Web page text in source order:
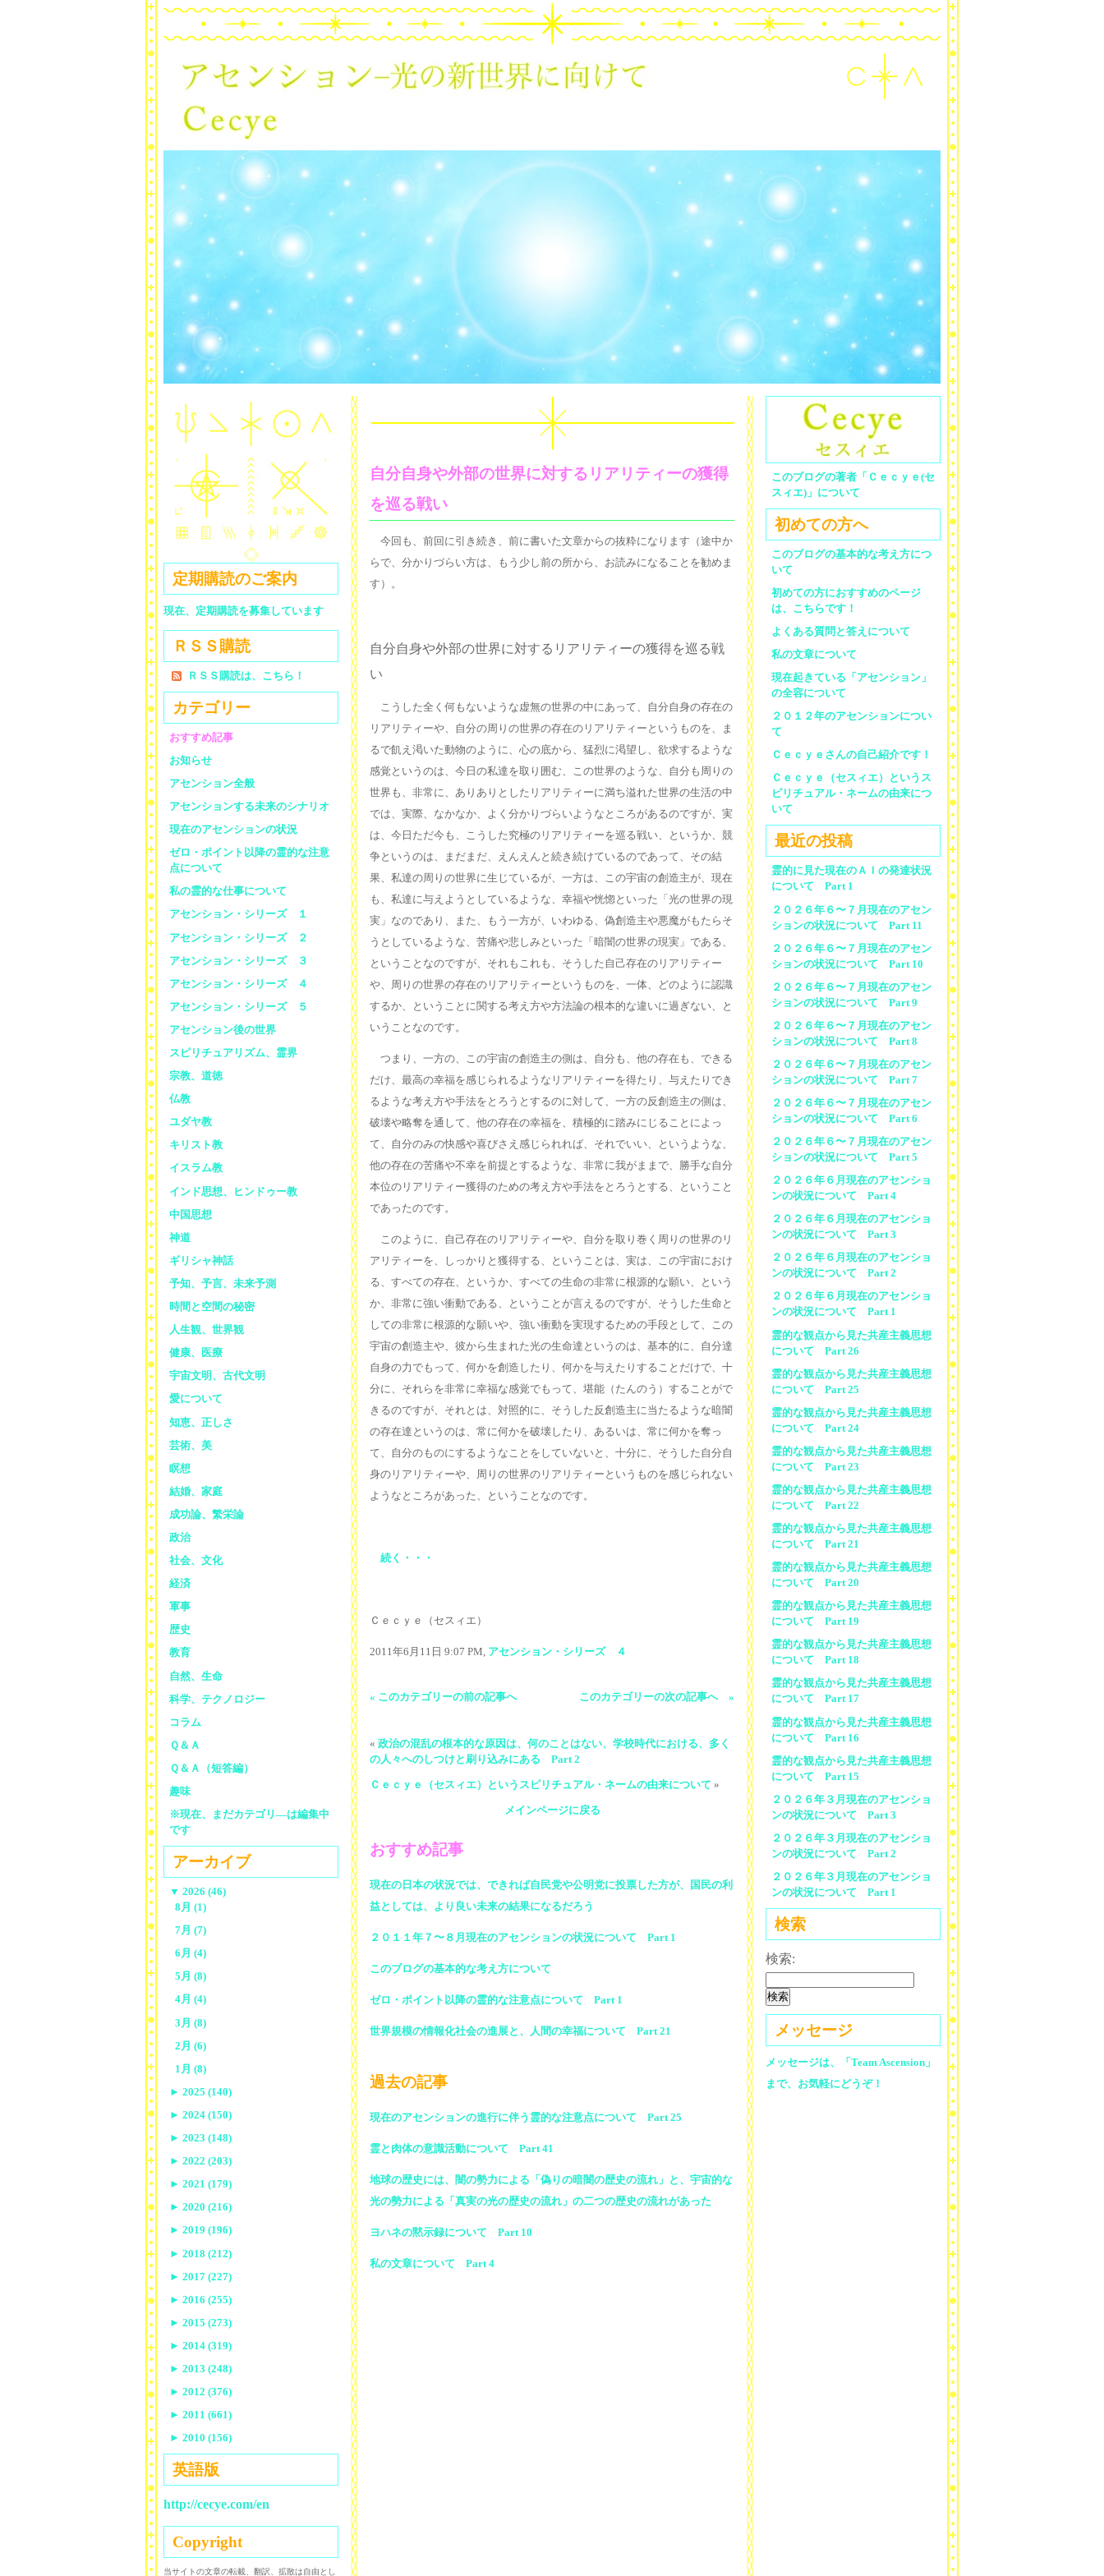
自分自身や外部の世界に対するリアリティーの獲得
を巡る戦い
今回も、前回に引き続き、前に書いた文章からの抜粋になります（途中か
らで、分かりづらい方は、もう少し前の所から、お読みになることを勧めま
す）。
自分自身や外部の世界に対するリアリティーの獲得を巡る戦
い
こうした全く何もないような虚無の世界の中にあって、自分自身の存在の
リアリティーや、自分の周りの世界の存在のリアリティーというものを、ま
るで飢え渇いた動物のように、心の底から、猛烈に渇望し、欲求するような
感覚というのは、今日の私達を取り囲む、この世界のような、自分も周りの
世界も、非常に、ありありとしたリアリティーに満ち溢れた世界の生活の中
では、実際、なかなか、よく分かりづらいようなところがあるのですが、実
は、今日ただ今も、こうした究極のリアリティーを巡る戦い、というか、競
争というのは、まだまだ、えんえんと続き続けているのであって、その結
果、私達の周りの世界に生じているが、一方は、この宇宙の創造主が、現在
も、私達に与えようとしているような、幸福や恍惚といった「光の世界の現
実」なのであり、また、もう一方が、いわゆる、偽創造主や悪魔がもたらそ
うとしているような、苦痛や悲しみといった「暗闇の世界の現実」である、
ということなのですが、それもこれも、そうした自己存在のリアリティー
や、周りの世界の存在のリアリティーというものを、一体、どのように認識
するか、ということに関する考え方や方法論の根本的な違いに過ぎない、と
いうことなのです。
つまり、一方の、この宇宙の創造主の側は、自分も、他の存在も、できる
だけ、最高の幸福を感じられるようなリアリティーを得たり、与えたりでき
るような考え方や手法をとろうとするのに対して、一方の反創造主の側は、
破壊や略奪を通して、他の存在の幸福を、積極的に踏みにじることによっ
て、自分のみの快感や喜びさえ感じられれば、それでいい、というような、
他の存在の苦痛や不幸を前提とするような、非常に我がままで、勝手な自分
本位のリアリティー獲得のための考え方や手法をとろうとする、ということ
であったのです。
このように、自己存在のリアリティーや、自分を取り巻く周りの世界のリ
アリティーを、しっかりと獲得する、ということは、実は、この宇宙におけ
る、すべての存在、というか、すべての生命の非常に根源的な願い、という
か、非常に強い衝動である、ということが言えるのですが、そうした生命と
しての非常に根源的な願いや、強い衝動を実現するための手段として、この
宇宙の創造主や、彼から生まれた光の生命達というのは、基本的に、自分達
自身の力でもって、何かを創造したり、何かを与えたりすることだけで、十
分に、それらを非常に幸福な感覚でもって、堪能（たんのう）することがで
きるのですが、それとは、対照的に、そうした反創造主に当たるような暗闇
の存在達というのは、常に何かを破壊したり、あるいは、常に何かを奪っ
て、自分のものにするようなことをしていないと、十分に、そうした自分自
身のリアリティーや、周りの世界のリアリティーというものを感じられない
ようなところがあった、ということなのです。
続く・・・
Ｃｅｃｙｅ（セスィエ）
2011年6月11日 9:07 PM, アセンション・シリーズ ４
« このカテゴリーの前の記事へ このカテゴリーの次の記事へ »
« 政治の混乱の根本的な原因は、何のことはない、学校時代における、多く
の人々へのしつけと刷り込みにある Part 2
Ｃｅｃｙｅ（セスィエ）というスピリチュアル・ネームの由来について »
メインページに戻る
おすすめ記事
現在の日本の状況では、できれば自民党や公明党に投票した方が、国民の利
益としては、より良い未来の結果になるだろう
２０１１年７〜８月現在のアセンションの状況について Part 1
このブログの基本的な考え方について
ゼロ・ポイント以降の霊的な注意点について Part 1
世界規模の情報化社会の進展と、人間の幸福について Part 21
過去の記事
現在のアセンションの進行に伴う霊的な注意点について Part 25
霊と肉体の意識活動について Part 41
地球の歴史には、闇の勢力による「偽りの暗闇の歴史の流れ」と、宇宙的な
光の勢力による「真実の光の歴史の流れ」の二つの歴史の流れがあった
ヨハネの黙示録について Part 10
私の文章について Part 4
このブログの著者「Ｃｅｃｙｅ(セ
スィエ)」について
初めての方へ
このブログの基本的な考え方につ
いて
初めての方におすすめのページ
は、こちらです！
よくある質問と答えについて
私の文章について
現在起きている「アセンション」
の全容について
２０１２年のアセンションについ
て
Ｃｅｃｙｅさんの自己紹介です！
Ｃｅｃｙｅ（セスィエ）というス
ピリチュアル・ネームの由来につ
いて
最近の投稿
霊的に見た現在のＡＩの発達状況
について Part 1
２０２６年６〜７月現在のアセン
ションの状況について Part 11
２０２６年６〜７月現在のアセン
ションの状況について Part 10
２０２６年６〜７月現在のアセン
ションの状況について Part 9
２０２６年６〜７月現在のアセン
ションの状況について Part 8
２０２６年６〜７月現在のアセン
ションの状況について Part 7
２０２６年６〜７月現在のアセン
ションの状況について Part 6
２０２６年６〜７月現在のアセン
ションの状況について Part 5
２０２６年６月現在のアセンショ
ンの状況について Part 4
２０２６年６月現在のアセンショ
ンの状況について Part 3
２０２６年６月現在のアセンショ
ンの状況について Part 2
２０２６年６月現在のアセンショ
ンの状況について Part 1
霊的な観点から見た共産主義思想
について Part 26
霊的な観点から見た共産主義思想
について Part 25
霊的な観点から見た共産主義思想
について Part 24
霊的な観点から見た共産主義思想
について Part 23
霊的な観点から見た共産主義思想
について Part 22
霊的な観点から見た共産主義思想
について Part 21
霊的な観点から見た共産主義思想
について Part 20
霊的な観点から見た共産主義思想
について Part 19
霊的な観点から見た共産主義思想
について Part 18
霊的な観点から見た共産主義思想
について Part 17
霊的な観点から見た共産主義思想
について Part 16
霊的な観点から見た共産主義思想
について Part 15
２０２６年３月現在のアセンショ
ンの状況について Part 3
２０２６年３月現在のアセンショ
ンの状況について Part 2
２０２６年３月現在のアセンショ
ンの状況について Part 1
検索
検索:
メッセージ
メッセージは、「Team Ascension」
まで、お気軽にどうぞ！
定期購読のご案内
現在、定期購読を募集しています
ＲＳＳ購読
ＲＳＳ購読は、こちら！
カテゴリー
おすすめ記事
お知らせ
アセンション全般
アセンションする未来のシナリオ
現在のアセンションの状況
ゼロ・ポイント以降の霊的な注意
点について
私の霊的な仕事について
アセンション・シリーズ １
アセンション・シリーズ ２
アセンション・シリーズ ３
アセンション・シリーズ ４
アセンション・シリーズ ５
アセンション後の世界
スピリチュアリズム、霊界
宗教、道徳
仏教
ユダヤ教
キリスト教
イスラム教
インド思想、ヒンドゥー教
中国思想
神道
ギリシャ神話
予知、予言、未来予測
時間と空間の秘密
人生観、世界観
健康、医療
宇宙文明、古代文明
愛について
知恵、正しさ
芸術、美
瞑想
結婚、家庭
成功論、繁栄論
政治
社会、文化
経済
軍事
歴史
教育
自然、生命
科学、テクノロジー
コラム
Ｑ＆Ａ
Ｑ＆Ａ（短答編）
趣味
※現在、まだカテゴリ—は編集中
です
アーカイブ
▼ 2026 (46)
8月 (1)
7月 (7)
6月 (4)
5月 (8)
4月 (4)
3月 (8)
2月 (6)
1月 (8)
► 2025 (140)
► 2024 (150)
► 2023 (148)
► 2022 (203)
► 2021 (179)
► 2020 (216)
► 2019 (196)
► 2018 (212)
► 2017 (227)
► 2016 (255)
► 2015 (273)
► 2014 (319)
► 2013 (248)
► 2012 (376)
► 2011 (661)
► 2010 (156)
英語版
http://cecye.com/en
Copyright
当サイトの文章の転載、翻訳、拡散は自由とし